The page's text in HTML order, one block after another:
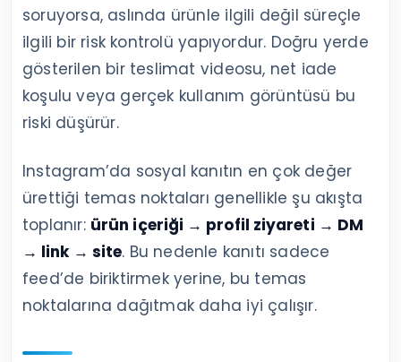
soruyorsa, aslında ürünle ilgili değil süreçle
ilgili bir risk kontrolü yapıyordur. Doğru yerde
gösterilen bir teslimat videosu, net iade
koşulu veya gerçek kullanım görüntüsü bu
riski düşürür.
Instagram’da sosyal kanıtın en çok değer
ürettiği temas noktaları genellikle şu akışta
toplanır: ürün içeriği → profil ziyareti → DM
→ link → site. Bu nedenle kanıtı sadece
feed’de biriktirmek yerine, bu temas
noktalarına dağıtmak daha iyi çalışır.